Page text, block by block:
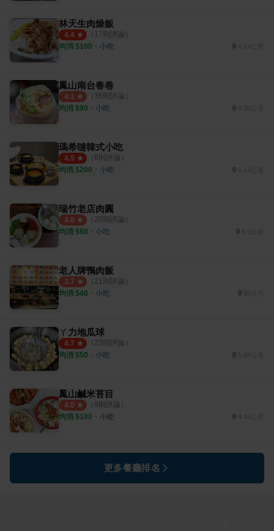
林天生肉燥飯
4.4 （ 17則評論）
均消 $100 ・ 小吃 4.64公里
鳳山南台春卷
4.1 （ 36則評論）
均消 $90 ・ 小吃 4.38公里
瑪希噠韓式小吃
4.5 （ 6則評論）
均消 $200 ・ 小吃 6.14公里
瑞竹老店肉圓
4.0 （ 20則評論）
均消 $60 ・ 小吃 5.5公里
老人牌鴨肉飯
3.7 （ 21 則評論）
均消 $40 ・ 小吃 95公尺
ㄚ力地瓜球
4.7 （ 23則評論）
均消 $50 ・ 小吃 5.88公里
鳳山鹹米苔目
4.0 （ 9則評論）
均消 $100 ・ 小吃 4.46公里
更多餐廳排名